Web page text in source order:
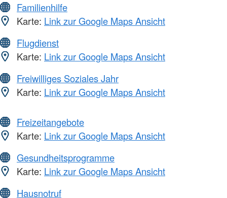
Familienhilfe
Karte: Link zur Google Maps Ansicht
Flugdienst
Karte: Link zur Google Maps Ansicht
Freiwilliges Soziales Jahr
Karte: Link zur Google Maps Ansicht
Freizeitangebote
Karte: Link zur Google Maps Ansicht
Gesundheitsprogramme
Karte: Link zur Google Maps Ansicht
Hausnotruf